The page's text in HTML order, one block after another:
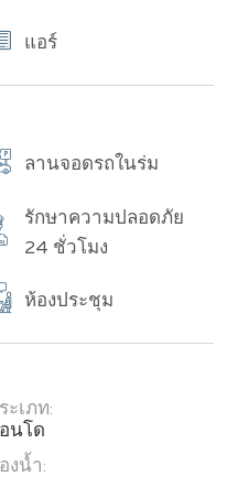
แอร์
ลานจอดรถในร่ม
รักษาความปลอดภัย
24 ชั่วโมง
ห้องประชุม
ะเภท:
นโด
งน้ำ: